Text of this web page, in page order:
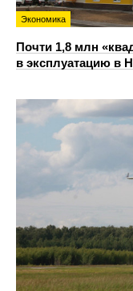
Экономика
Почти 1,8 млн
в эксплуатацию в